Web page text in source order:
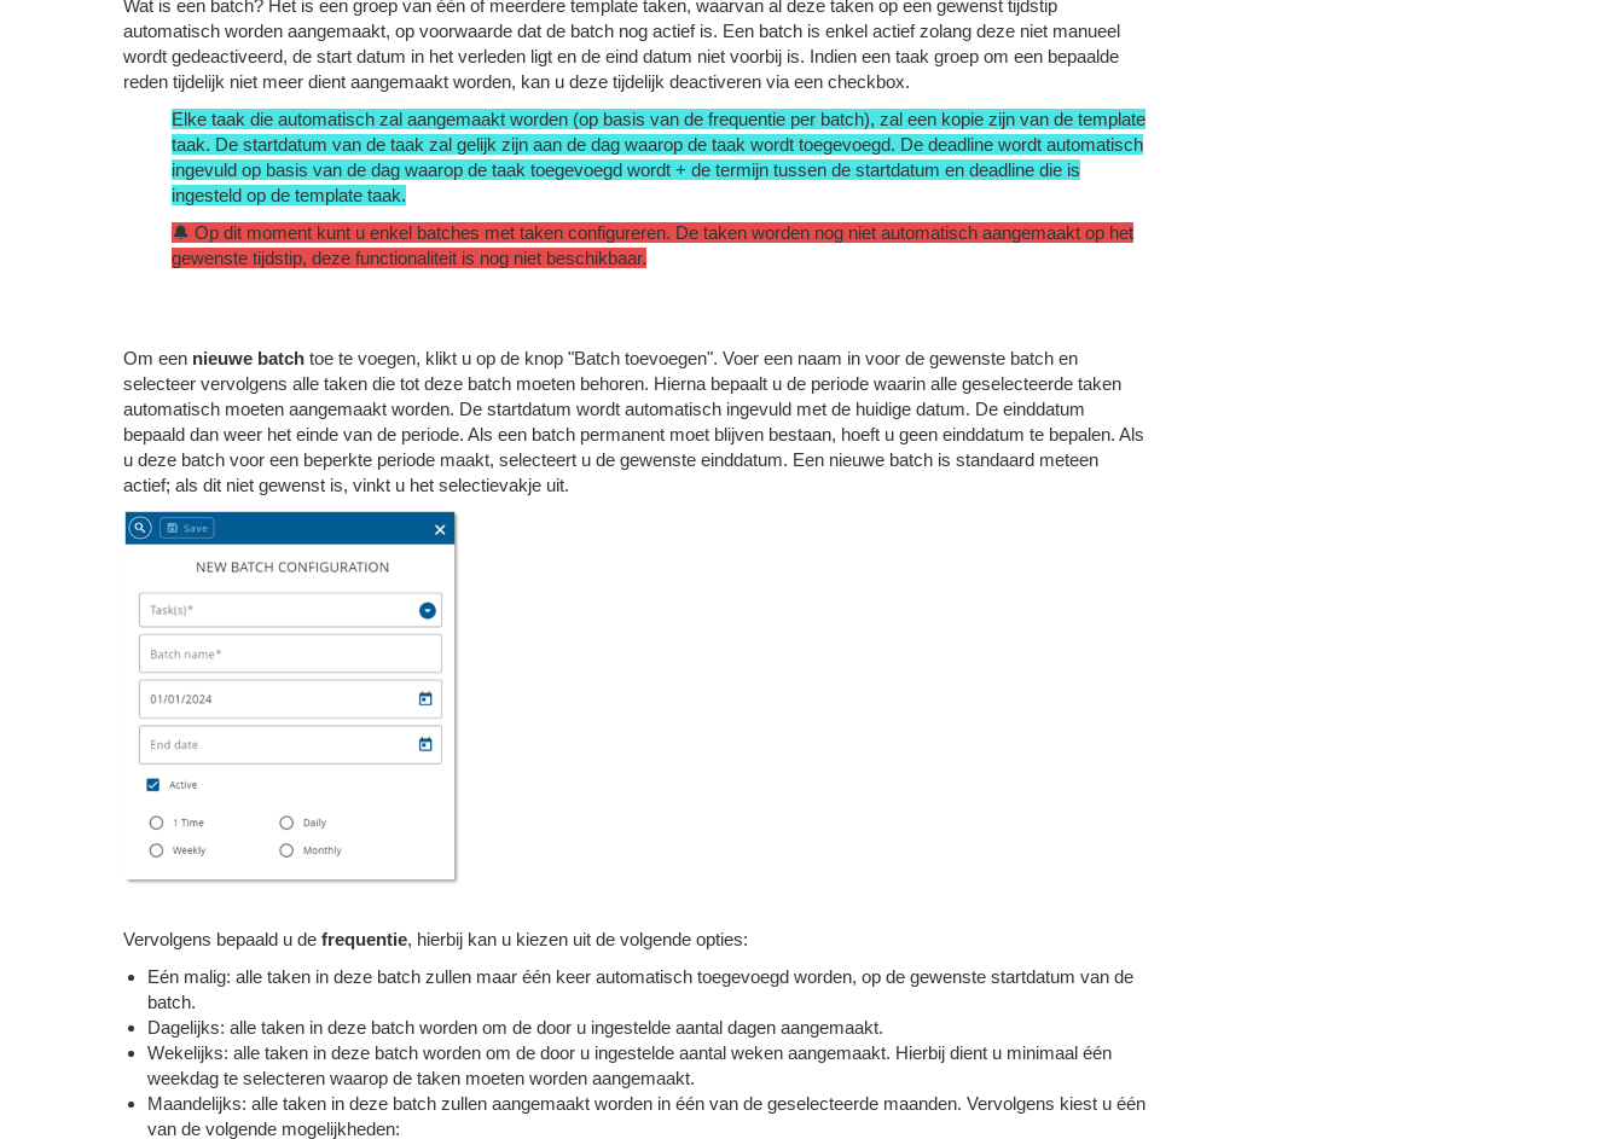
Wat is een batch? Het is een groep van één of meerdere template taken, waarvan al deze taken op een gewenst tijdstip
automatisch worden aangemaakt, op voorwaarde dat de batch nog actief is. Een batch is enkel actief zolang deze niet manueel
wordt gedeactiveerd, de start datum in het verleden ligt en de eind datum niet voorbij is. Indien een taak groep om een bepaalde
reden tijdelijk niet meer dient aangemaakt worden, kan u deze tijdelijk deactiveren via een checkbox.
Elke taak die automatisch zal aangemaakt worden (op basis van de frequentie per batch), zal een kopie zijn van de template
taak. De startdatum van de taak zal gelijk zijn aan de dag waarop de taak wordt toegevoegd. De deadline wordt automatisch
ingevuld op basis van de dag waarop de taak toegevoegd wordt + de termijn tussen de startdatum en deadline die is
ingesteld op de template taak.
🔔 Op dit moment kunt u enkel batches met taken configureren. De taken worden nog niet automatisch aangemaakt op het
gewenste tijdstip, deze functionaliteit is nog niet beschikbaar.
Om een nieuwe batch toe te voegen, klikt u op de knop "Batch toevoegen". Voer een naam in voor de gewenste batch en
selecteer vervolgens alle taken die tot deze batch moeten behoren. Hierna bepaalt u de periode waarin alle geselecteerde taken
automatisch moeten aangemaakt worden. De startdatum wordt automatisch ingevuld met de huidige datum. De einddatum
bepaald dan weer het einde van de periode. Als een batch permanent moet blijven bestaan, hoeft u geen einddatum te bepalen. Als
u deze batch voor een beperkte periode maakt, selecteert u de gewenste einddatum. Een nieuwe batch is standaard meteen
actief; als dit niet gewenst is, vinkt u het selectievakje uit.
Vervolgens bepaald u de frequentie, hierbij kan u kiezen uit de volgende opties:
Eén malig: alle taken in deze batch zullen maar één keer automatisch toegevoegd worden, op de gewenste startdatum van de
batch.
Dagelijks: alle taken in deze batch worden om de door u ingestelde aantal dagen aangemaakt.
Wekelijks: alle taken in deze batch worden om de door u ingestelde aantal weken aangemaakt. Hierbij dient u minimaal één
weekdag te selecteren waarop de taken moeten worden aangemaakt.
Maandelijks: alle taken in deze batch zullen aangemaakt worden in één van de geselecteerde maanden. Vervolgens kiest u één
van de volgende mogelijkheden: